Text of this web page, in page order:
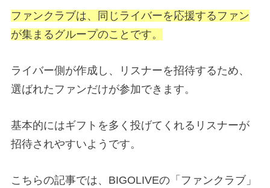
ファンクラブは、同じライバーを応援するファン
が集まるグループのことです。
ライバー側が作成し、リスナーを招待するため、
選ばれたファンだけが参加できます。
基本的にはギフトを多く投げてくれるリスナーが
招待されやすいようです。
こちらの記事では、BIGOLIVEの「ファンクラブ」